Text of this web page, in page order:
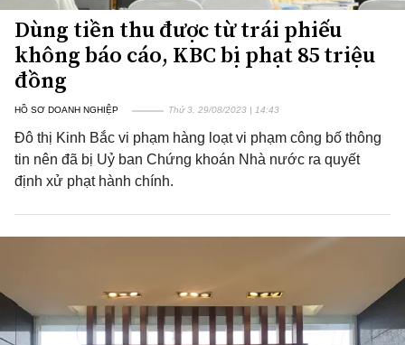
Dùng tiền thu được từ trái phiếu
không báo cáo, KBC bị phạt 85 triệu
đồng
HỒ SƠ DOANH NGHIỆP Thứ 3, 29/08/2023 | 14:43
Đô thị Kinh Bắc vi phạm hàng loạt vi phạm công bố thông
tin nên đã bị Uỷ ban Chứng khoán Nhà nước ra quyết
định xử phạt hành chính.